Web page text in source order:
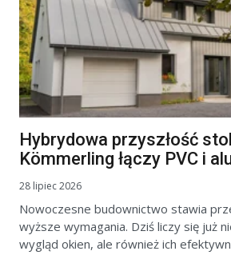
Hybrydowa przyszłość
Kömmerling łączy PVC i
28 lipiec 2026
Nowoczesne budownictwo stawia
wyższe wymagania. Dziś liczy się już
wygląd okien, ale również ich